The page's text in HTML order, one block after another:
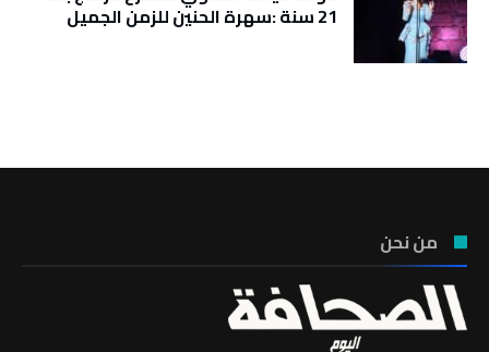
21 سنة :سهرة الحنين للزمن الجميل
من نحن